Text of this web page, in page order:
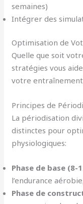
semaines)
Intégrer des
Optimisation de
Quelle que soit
stratégies vous
votre
Principes de
La périodisation
distinctes pour
physiologiques:
Phase de base (8-
l’endurance
Phase de